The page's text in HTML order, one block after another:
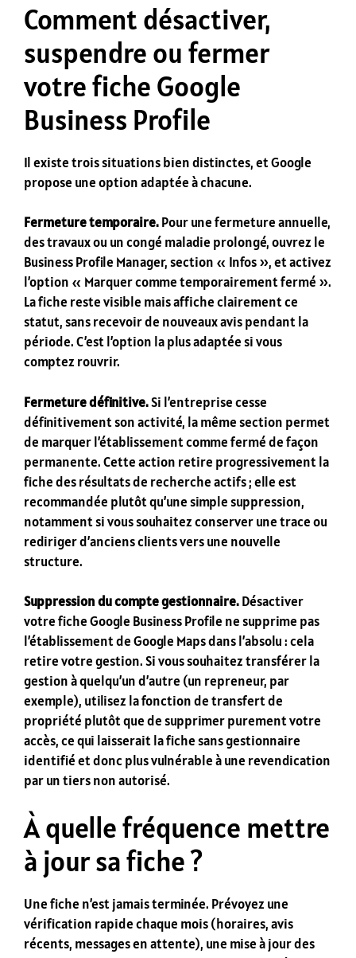
Comment désactiver,
suspendre ou fermer
votre fiche Google
Business Profile
Il existe trois situations bien distinctes, et Google
propose une option adaptée à chacune.
Fermeture temporaire.Pour une fermeture annuelle,
des travaux ou un congé maladie prolongé, ouvrez le
Business Profile Manager, section « Infos », et activez
l’option « Marquer comme temporairement fermé ».
La fiche reste visible mais affiche clairement ce
statut, sans recevoir de nouveaux avis pendant la
période. C’est l’option la plus adaptée si vous
comptez rouvrir.
Fermeture définitive.Si l’entreprise cesse
définitivement son activité, la même section permet
de marquer l’établissement comme fermé de façon
permanente. Cette action retire progressivement la
fiche des résultats de recherche actifs ; elle est
recommandée plutôt qu’une simple suppression,
notamment si vous souhaitez conserver une trace ou
rediriger d’anciens clients vers une nouvelle
structure.
Suppression du compte gestionnaire.Désactiver
votre fiche Google Business Profile ne supprime pas
l’établissement de Google Maps dans l’absolu : cela
retire votre gestion. Si vous souhaitez transférer la
gestion à quelqu’un d’autre (un repreneur, par
exemple), utilisez la fonction de transfert de
propriété plutôt que de supprimer purement votre
accès, ce qui laisserait la fiche sans gestionnaire
identifié et donc plus vulnérable à une revendication
par un tiers non autorisé.
À quelle fréquence mettre
à jour sa fiche ?
Une fiche n’est jamais terminée. Prévoyez une
vérification rapide chaque mois (horaires, avis
récents, messages en attente), une mise à jour des